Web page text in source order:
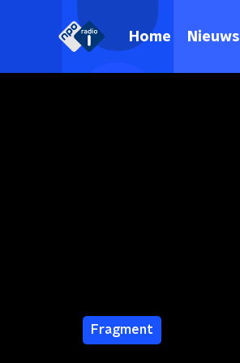
Home Nieuws
Fragment